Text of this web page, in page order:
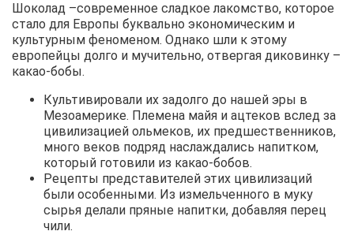
Шоколад –современное сладкое лакомство, которое
стало для Европы буквально экономическим и
культурным феноменом. Однако шли к этому
европейцы долго и мучительно, отвергая диковинку –
какао-бобы.
Культивировали их задолго до нашей эры в
Мезоамерике. Племена майя и ацтеков вслед за
цивилизацией ольмеков, их предшественников,
много веков подряд наслаждались напитком,
который готовили из какао-бобов.
Рецепты представителей этих цивилизаций
были особенными. Из измельченного в муку
сырья делали пряные напитки, добавляя перец
чили.